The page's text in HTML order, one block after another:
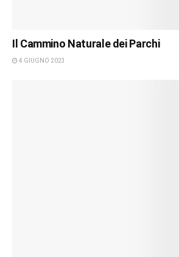
Il Cammino Naturale dei Parchi
4 GIUGNO 2023